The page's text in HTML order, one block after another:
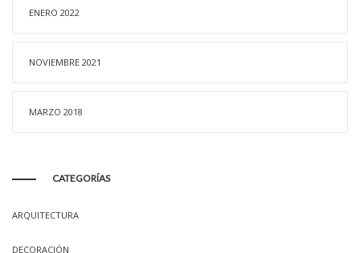
ENERO 2022
NOVIEMBRE 2021
MARZO 2018
CATEGORÍAS
ARQUITECTURA
DECORACIÓN